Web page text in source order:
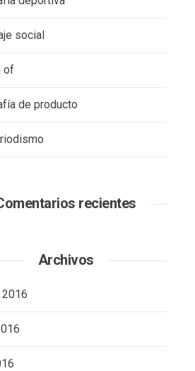
social
of
de producto
recientes
Archivos